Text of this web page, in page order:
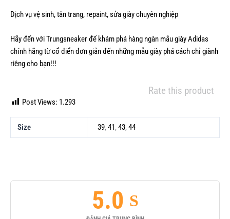
Dịch vụ vệ sinh, tân trang, repaint, sửa giày chuyên nghiệp
Hãy đến với Trungsneaker để khám phá hàng ngàn mẫugiày Adidas
chính hãngtừ cổ điển đơn giản đến những mẫu giày phá cách chỉ giành
riêng cho bạn!!!
Rate this product
Post Views: 1.293
Size 39,41,43,44
5.0